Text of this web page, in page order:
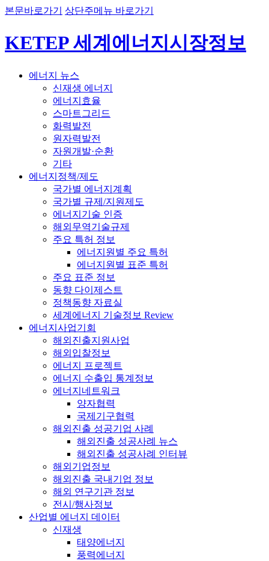
본문바로가기 상단주메뉴 바로가기
KETEP 세계에너지시장정보
에너지 뉴스
신재생 에너지
에너지효율
스마트그리드
화력발전
원자력발전
자원개발·순환
기타
에너지정책/제도
국가별 에너지계획
국가별 규제/지원제도
에너지기술 인증
해외무역기술규제
주요 특허 정보
에너지원별 주요 특허
에너지원별 표준 특허
주요 표준 정보
동향 다이제스트
정책동향 자료실
세계에너지 기술정보 Review
에너지사업기회
해외진출지원사업
해외입찰정보
에너지 프로젝트
에너지 수출입 통계정보
에너지네트워크
양자협력
국제기구협력
해외진출 성공기업 사례
해외진출 성공사례 뉴스
해외진출 성공사례 인터뷰
해외기업정보
해외진출 국내기업 정보
해외 연구기관 정보
전시/행사정보
산업별 에너지 데이터
신재생
태양에너지
풍력에너지